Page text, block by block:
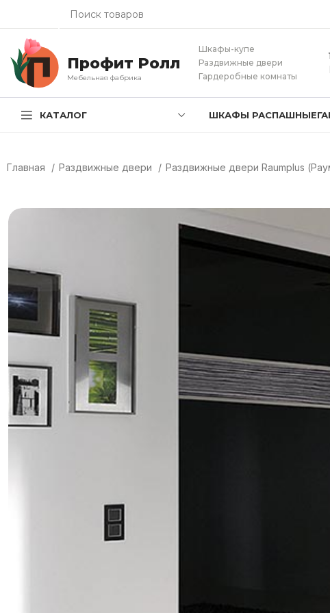
Профит Ролл
Мебельная фабрика
Шкафы-купе
Раздвижные двери
Гардеробные комнаты
КАТАЛОГ ШКАФЫ РАСПАШНЫЕ
Главная Раздвижные двери Раздвижные двери Raumplus